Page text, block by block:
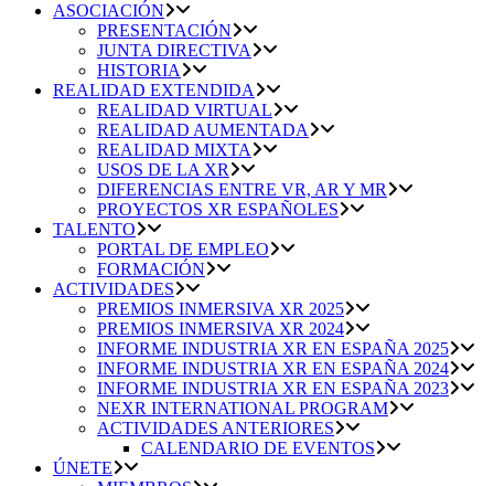
ASOCIACIÓN
PRESENTACIÓN
JUNTA DIRECTIVA
HISTORIA
REALIDAD EXTENDIDA
REALIDAD VIRTUAL
REALIDAD AUMENTADA
REALIDAD MIXTA
USOS DE LA XR
DIFERENCIAS ENTRE VR, AR Y MR
PROYECTOS XR ESPAÑOLES
TALENTO
PORTAL DE EMPLEO
FORMACIÓN
ACTIVIDADES
PREMIOS INMERSIVA XR 2025
PREMIOS INMERSIVA XR 2024
INFORME INDUSTRIA XR EN ESPAÑA 2025
INFORME INDUSTRIA XR EN ESPAÑA 2024
INFORME INDUSTRIA XR EN ESPAÑA 2023
NEXR INTERNATIONAL PROGRAM
ACTIVIDADES ANTERIORES
CALENDARIO DE EVENTOS
ÚNETE